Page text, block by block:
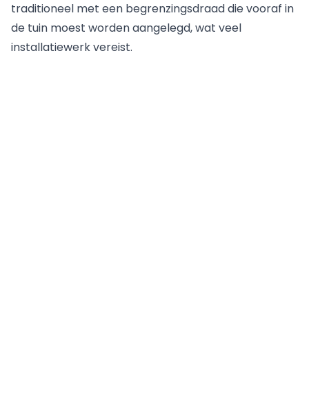
traditioneel met een begrenzingsdraad die vooraf in
de tuin moest worden aangelegd, wat veel
installatiewerk vereist.